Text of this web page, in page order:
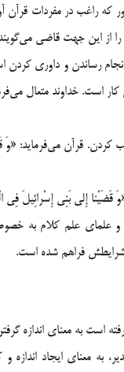
راغب در مفردات قرآن
و علماي علم كلام به
است به معناي اندازه